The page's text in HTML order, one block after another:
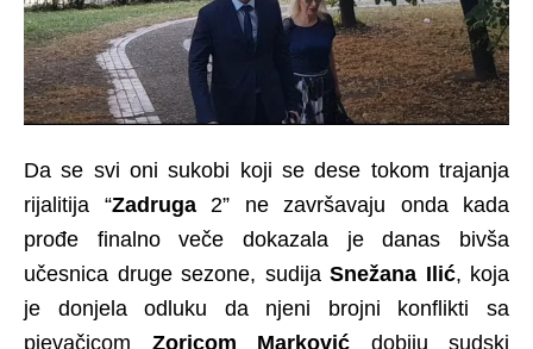
Da se svi oni sukobi koji se dese tokom trajanja
rijalitija “Zadruga2” ne završavaju onda kada
prođe finalno veče dokazala je danas bivša
učesnica druge sezone, sudijaSnežana Ilić, koja
je donjela odluku da njeni brojni konflikti sa
pjevačicom Zoricom Marković dobiju sudski